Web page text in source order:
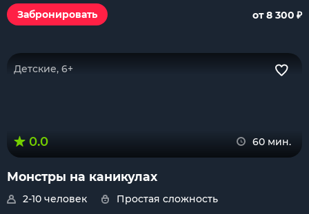
Забронировать от 8 300 ₽
Детские, 6+
0.0 60 мин.
Монстры на каникулах
2-10 человек
Простая сложность